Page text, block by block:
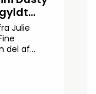
Julie
del af
i 22 karat